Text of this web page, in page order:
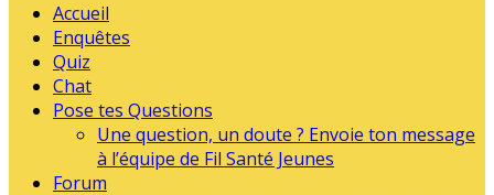
Accueil
Enquêtes
Quiz
Chat
Pose tes Questions
Une question, un doute ? Envoie ton message
à l’équipe de Fil Santé Jeunes
Forum